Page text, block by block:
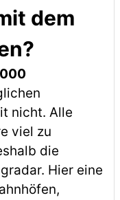
dem
nicht. Alle
viel zu
die
Hier eine